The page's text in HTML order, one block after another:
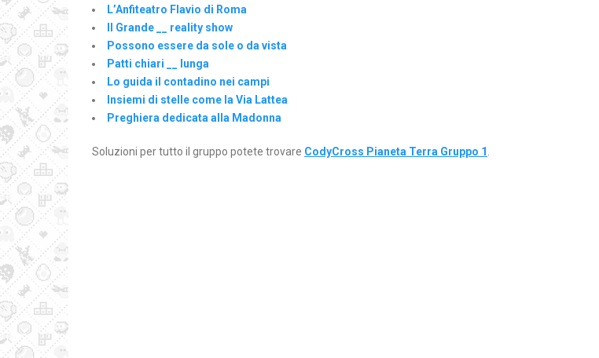
L’Anfiteatro Flavio di Roma
Il Grande __ reality show
Possono essere da sole o da vista
Patti chiari __ lunga
Lo guida il contadino nei campi
Insiemi di stelle come la Via Lattea
Preghiera dedicata alla Madonna
Soluzioni per tutto il gruppo potete trovare CodyCross Pianeta Terra Gruppo 1